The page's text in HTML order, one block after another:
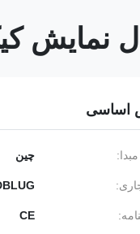
نمایش
اساسی
چین
CE